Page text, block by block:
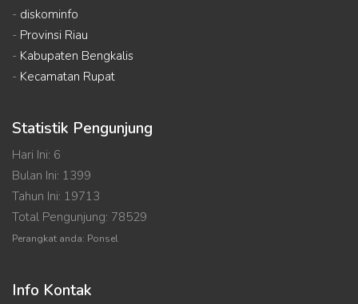
- diskominfo
- Provinsi Riau
- Kabupaten Bengkalis
- Kecamatan Rupat
Statistik Pengunjung
Hari Ini: 6
Bulan Ini: 1399
Tahun Ini: 19713
Total Pengunjung: 78529
Perangkat anda: Ponsel
Info Kontak